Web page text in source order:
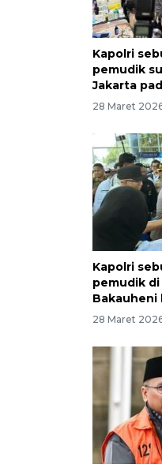
Kapolri
pemudik
Jakarta
28 Maret
Kapolri
pemudik
Bakauheni
28 Maret